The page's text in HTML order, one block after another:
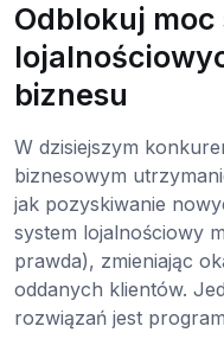
Odblokuj
biznesu
W dzisiejszym
biznesowym
jak pozyskiwanie
system lojalnościowy
prawda), zmieniając
oddanych klientów.
rozwiązań jest